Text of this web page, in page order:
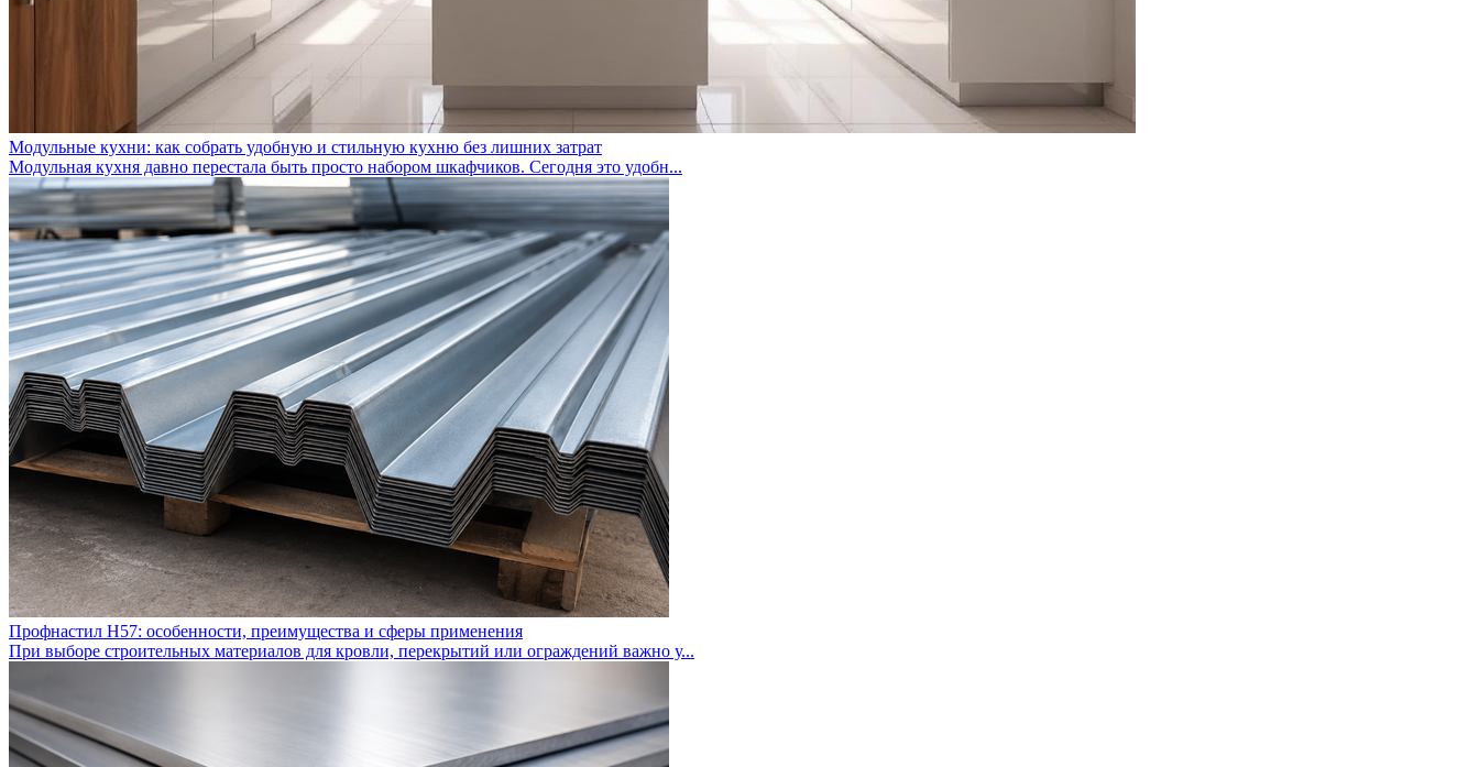
Модульные кухни: как собрать удобную и стильную кухню без лишних затрат
Модульная кухня давно перестала быть просто набором шкафчиков. Сегодня это удобн...
Профнастил Н57: особенности, преимущества и сферы применения
При выборе строительных материалов для кровли, перекрытий или ограждений важно у...